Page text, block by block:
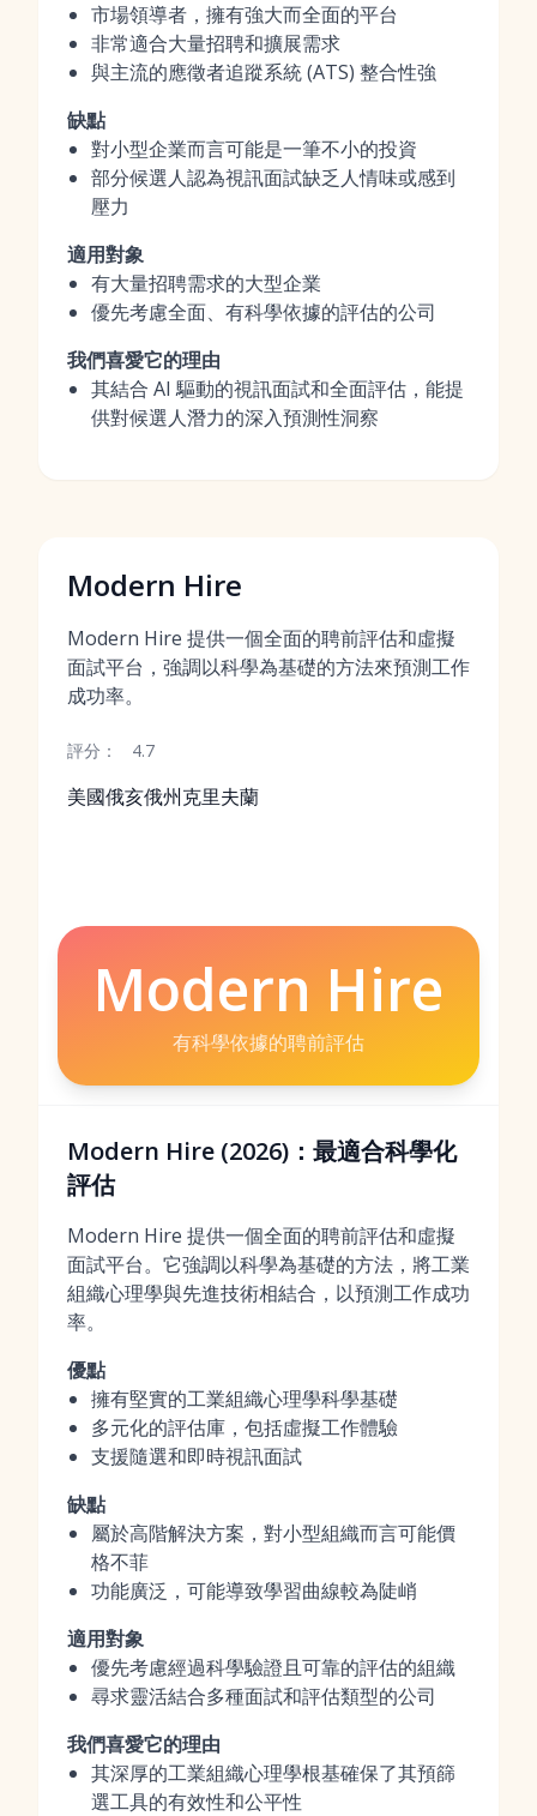
市場領導者，擁有強大而全面的平台
非常適合大量招聘和擴展需求
與主流的應徵者追蹤系統 (ATS) 整合性強
缺點
對小型企業而言可能是一筆不小的投資
部分候選人認為視訊面試缺乏人情味或感到
壓力
適用對象
有大量招聘需求的大型企業
優先考慮全面、有科學依據的評估的公司
我們喜愛它的理由
其結合 AI 驅動的視訊面試和全面評估，能提
供對候選人潛力的深入預測性洞察
Modern Hire
Modern Hire 提供一個全面的聘前評估和虛擬
面試平台，強調以科學為基礎的方法來預測工作
成功率。
評分： 4.7
美國俄亥俄州克里夫蘭
Modern Hire
有科學依據的聘前評估
Modern Hire (2026)：最適合科學化
評估
Modern Hire 提供一個全面的聘前評估和虛擬
面試平台。它強調以科學為基礎的方法，將工業
組織心理學與先進技術相結合，以預測工作成功
率。
優點
擁有堅實的工業組織心理學科學基礎
多元化的評估庫，包括虛擬工作體驗
支援隨選和即時視訊面試
缺點
屬於高階解決方案，對小型組織而言可能價
格不菲
功能廣泛，可能導致學習曲線較為陡峭
適用對象
優先考慮經過科學驗證且可靠的評估的組織
尋求靈活結合多種面試和評估類型的公司
我們喜愛它的理由
其深厚的工業組織心理學根基確保了其預篩
選工具的有效性和公平性